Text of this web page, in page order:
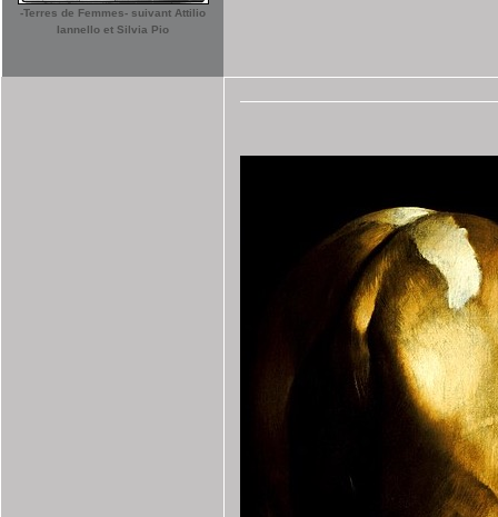
-Terres de Femmes- suivant Attilio
Iannello et Silvia Pio